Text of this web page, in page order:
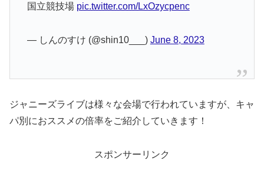
国立競技場 pic.twitter.com/LxOzycpenc
— しんのすけ (@shin10___) June 8, 2023
ジャニーズライブは様々な会場で行われていますが、キャ
パ別におススメの倍率をご紹介していきます！
スポンサーリンク